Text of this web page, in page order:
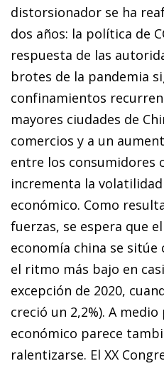
distorsionador se ha
dos años: la política de
respuesta de las
brotes de la pandemia
confinamientos
mayores ciudades de
comercios y a un
entre los consumidores
incrementa la
económico. Como
fuerzas, se espera que
economía china se sitúe
el ritmo más bajo en
excepción de 2020,
creció un 2,2%). A
económico parece
ralentizarse. El XX